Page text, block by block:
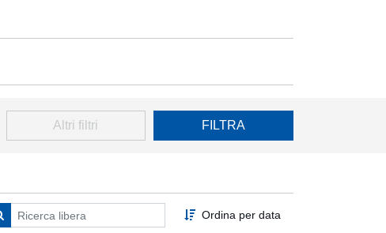
Altri filtri FILTRA
Ordina per data